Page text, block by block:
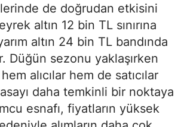
de doğrudan etkisini
altın 12 bin TL sınırına
altın 24 bin TL bandında
Düğün sezonu yaklaşırken
alıcılar hem de satıcılar
daha temkinli bir noktaya
esnafı, fiyatların yüksek